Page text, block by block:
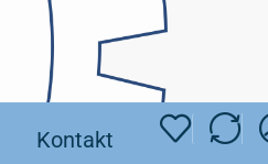
Kontakt